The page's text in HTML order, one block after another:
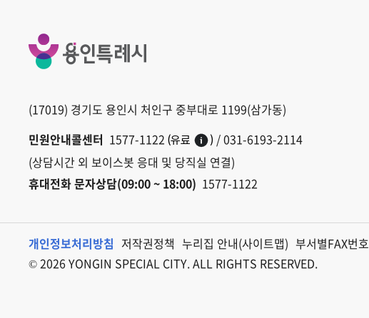
(17019) 경기도 용인시 처인구 중부대로 1199(삼가동)
민원안내콜센터 1577-1122(유료 ) / 031-6193-2114
(상담시간 외 보이스봇 응대 및 당직실 연결)
휴대전화 문자상담(09:00 ~ 18:00) 1577-1122
개인정보처리방침 저작권정책 누리집 안내(사이트맵) 부서별FAX번호
© 2026 YONGIN SPECIAL CITY. ALL RIGHTS RESERVED.